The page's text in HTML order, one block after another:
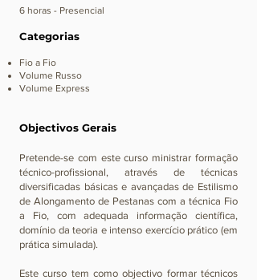
6 horas - Presencial
Categorias
Fio a Fio
Volume Russo
Volume Express
Objectivos Gerais
Pretende-se com este curso ministrar formação
técnico-profissional, através de técnicas
diversificadas básicas e avançadas de Estilismo
de Alongamento de Pestanas com a técnica Fio
a Fio, com adequada informação científica,
domínio da teoria e intenso exercício prático (em
prática simulada).
Este curso tem como objectivo formar técnicos